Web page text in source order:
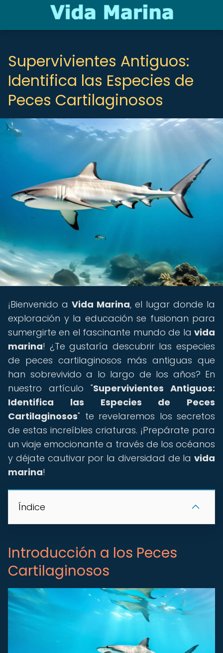
Supervivientes Antiguos:
Identifica las Especies de
Peces Cartilaginosos
¡Bienvenido a Vida Marina, el lugar donde la
exploración y la educación se fusionan para
sumergirte en el fascinante mundo de la vida
marina! ¿Te gustaría descubrir las especies
de peces cartilaginosos más antiguas que
han sobrevivido a lo largo de los años? En
nuestro artículo "Supervivientes Antiguos:
Identifica las Especies de Peces
Cartilaginosos" te revelaremos los secretos
de estas increíbles criaturas. ¡Prepárate para
un viaje emocionante a través de los océanos
y déjate cautivar por la diversidad de la vida
marina!
Índice
Introducción a los Peces
Cartilaginosos